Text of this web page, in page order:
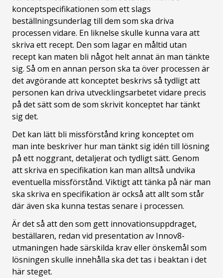
konceptspecifikationen som ett slags
beställningsunderlag till dem som ska driva
processen vidare. En liknelse skulle kunna vara att
skriva ett recept. Den som lagar en måltid utan
recept kan maten bli något helt annat än man tänkte
sig. Så om en annan person ska ta över processen är
det avgörande att konceptet beskrivs så tydligt att
personen kan driva utvecklingsarbetet vidare precis
på det sätt som de som skrivit konceptet har tänkt
sig det.
Det kan lätt bli missförstånd kring konceptet om
man inte beskriver hur man tänkt sig idén till lösning
på ett noggrant, detaljerat och tydligt sätt. Genom
att skriva en specifikation kan man alltså undvika
eventuella missförstånd. Viktigt att tänka på när man
ska skriva en specifikation är också att allt som står
där även ska kunna testas senare i processen.
Är det så att den som gett innovationsuppdraget,
beställaren, redan vid presentation av Innov8-
utmaningen hade särskilda krav eller önskemål som
lösningen skulle innehålla ska det tas i beaktan i det
här steget.